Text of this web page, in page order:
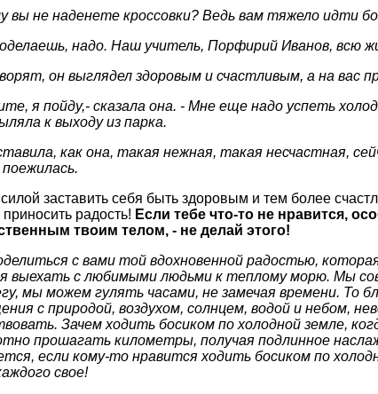
вы не наденете кроссовки? Ведь вам тяжело идти
надо. Наш учитель, Порфирий Иванов, всю
он выглядел здоровым и счастливым, а на вас
я пойду,- сказала она. - Мне еще надо успеть
к выходу из парка.
как она, такая нежная, такая несчастная,
заставить себя быть здоровым и тем более
радость! Если тебе что-то не нравится,
твоим телом, - не делай этого!
с вами той вдохновенной радостью,
выехать с любимыми людьми к теплому морю. Мы
мы можем гулять часами, не замечая времени. То
с природой, воздухом, солнцем, водой и небом,
Зачем ходить босиком по холодной земле,
прошагать километры, получая подлинное
если кому-то нравится ходить босиком по
свое!